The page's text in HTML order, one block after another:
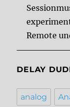
Remote
DELAY
analog